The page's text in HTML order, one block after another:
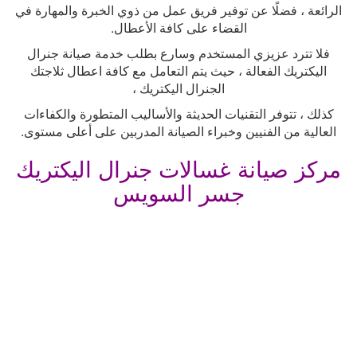
الرائعة ، فضلًا عن توفير فريق عمل من ذوي الخبرة والمهارة في
القضاء على كافة الأعطال.
فلا تترد عزيزي المستخدم وسارع بطلب خدمة صيانة جنرال
اليكتريك الفعالة ، حيث يتم التعامل مع كافة اعطال ثلاجتك
الجنرال اليكتريك ،
كذلك ، تتوفر التقنيات الحديثة والأساليب المتطورة والكفاءات
العالية من الفنيين وخبراء الصيانة المدربين على أعلى مستوى.
مركز صيانة غسالات جنرال اليكتريك
جسر السويس